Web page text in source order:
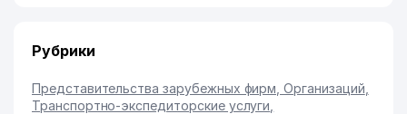
Рубрики
Представительства зарубежных фирм, Организаций
Транспортно-экспедиторские услуги